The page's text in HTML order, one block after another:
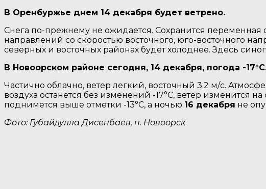
В Оренбуржье днем 14 декабря будет ветрено.
Снега по-прежнему не ожидается. Сохранится
направлений со скоростью восточного, юго-восточного
северных и восточных районах будет холоднее. Здесь
В Новоорском районе сегодня, 14 декабря, погода -
Частично облачно, ветер легкий, восточный 3.2 м/с.
воздуха останется без изменений -17°C, ветер изменится
поднимется выше отметки -13°C, a ночью 16 декабря не
Фото: Губайдулла Дисенбаев, п. Новоорск